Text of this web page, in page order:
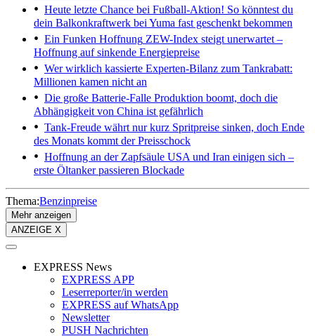
Heute letzte Chance bei Fußball-Aktion! So könntest du
dein Balkonkraftwerk bei Yuma fast geschenkt bekommen
Ein Funken Hoffnung ZEW-Index steigt unerwartet –
Hoffnung auf sinkende Energiepreise
Wer wirklich kassierte Experten-Bilanz zum Tankrabatt:
Millionen kamen nicht an
Die große Batterie-Falle Produktion boomt, doch die
Abhängigkeit von China ist gefährlich
Tank-Freude währt nur kurz Spritpreise sinken, doch Ende
des Monats kommt der Preisschock
Hoffnung an der Zapfsäule USA und Iran einigen sich –
erste Öltanker passieren Blockade
Thema:Benzinpreise
Mehr anzeigen
ANZEIGE X
EXPRESS News
EXPRESS APP
Leserreporter/in werden
EXPRESS auf WhatsApp
Newsletter
PUSH Nachrichten